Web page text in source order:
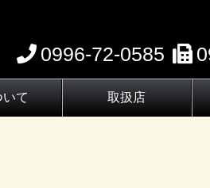
0996-72-0585
て 取扱店